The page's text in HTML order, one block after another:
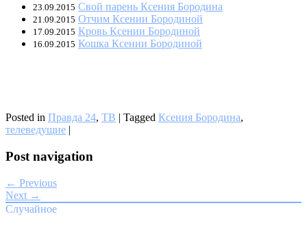
23.09.2015 Свой парень Ксения Бородина
21.09.2015 Отчим Ксении Бородиной
17.09.2015 Кровь Ксении Бородиной
16.09.2015 Кошка Ксении Бородиной
Posted in Правда 24, ТВ | Tagged Ксения Бородина,
телеведущие |
Post navigation
← Previous
Next →
Случайное